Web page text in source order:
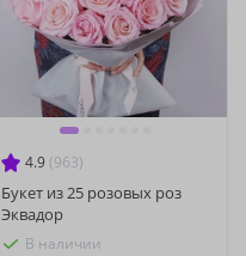
4.9 (963)
Букет из 25 розовых роз
Эквадор
В наличии